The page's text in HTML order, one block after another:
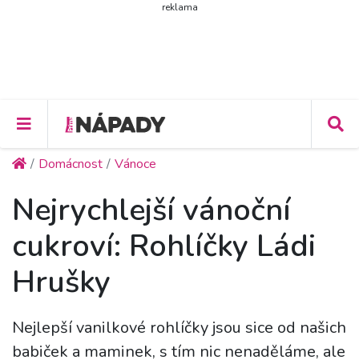
reklama
Domácnost Vánoce
Nejrychlejší vánoční
cukroví: Rohlíčky Ládi
Hrušky
Nejlepší vanilkové rohlíčky jsou sice od našich
babiček a maminek, s tím nic nenaděláme, ale